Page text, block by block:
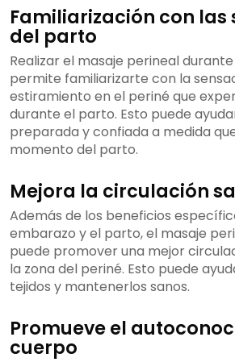
Familiarización con las
del parto
Realizar el masaje perineal
permite familiarizarte con la
estiramiento en el periné que
durante el parto. Esto puede
preparada y confiada a medida
momento del parto.
Mejora la circulación
Además de los beneficios
embarazo y el parto, el masaje
puede promover una mejor
la zona del periné. Esto puede
tejidos y mantenerlos sanos.
Promueve el
cuerpo